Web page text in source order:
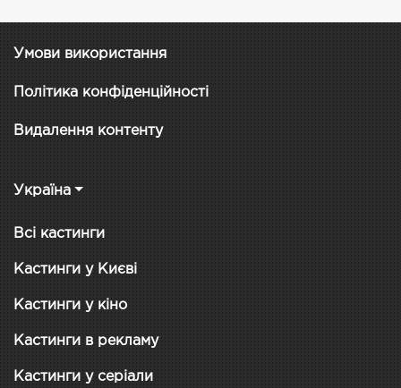
Умови використання
Політика конфіденційності
Видалення контенту
Україна
Всі кастинги
Кастинги у Києві
Кастинги у кіно
Кастинги в рекламу
Кастинги у серіали